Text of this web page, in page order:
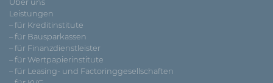
Über uns
Leistungen
– für Kreditinstitute
– für Bausparkassen
– für Finanzdienstleister
– für Wertpapierinstitute
– für Leasing- und Factoringgesellschaften